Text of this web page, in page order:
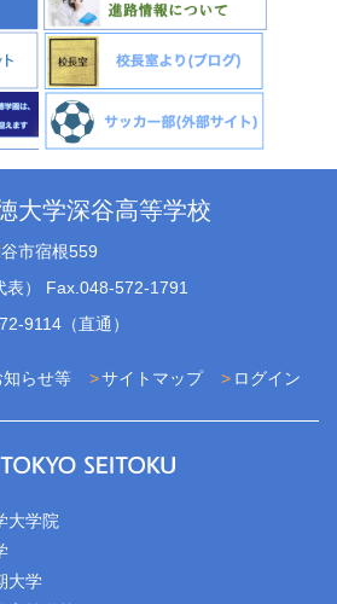
大学深谷高等学校
市宿根559
） Fax.048-572-1791
9114（直通）
ログイン
サイトマップ
らせ等
大学院
大学